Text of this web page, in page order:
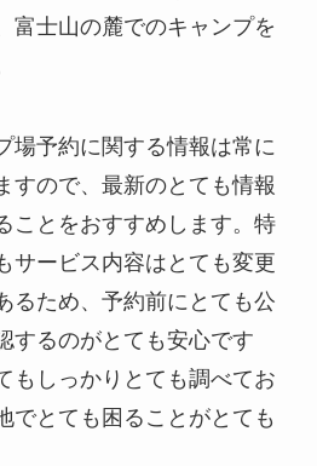
富士山の麓でのキャンプを
場予約に関する情報は常に
すので、最新のとても情報
ことをおすすめします。特
サービス内容はとても変更
るため、予約前にとても公
するのがとても安心です
もしっかりとても調べてお
でとても困ることがとても